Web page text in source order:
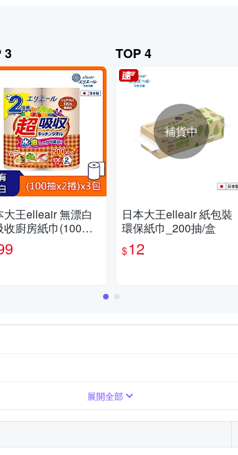
3
大王elleair 無漂白
收廚房紙巾(100抽/
包組
TOP 4
補貨中
日本大王elleair 紙包裝
環保紙巾_200抽/盒
$12
展開全部